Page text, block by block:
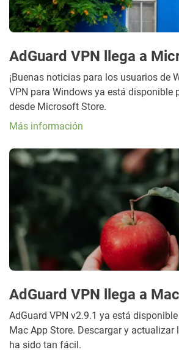
AdGuard VPN llega a
¡Buenas noticias para los usuarios de
VPN para Windows ya está disponible
desde Microsoft Store.
Más información
AdGuard VPN llega a
AdGuard VPN v2.9.1 ya está
Mac App Store. Descargar y
ha sido tan fácil.